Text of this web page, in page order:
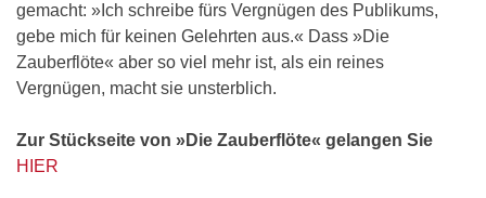
gemacht: »Ich schreibe fürs Vergnügen des Publikums,
gebe mich für keinen Gelehrten aus.« Dass »Die
Zauberflöte« aber so viel mehr ist, als ein reines
Vergnügen, macht sie unsterblich.
Zur Stückseite von »Die Zauberflöte« gelangen Sie
HIER